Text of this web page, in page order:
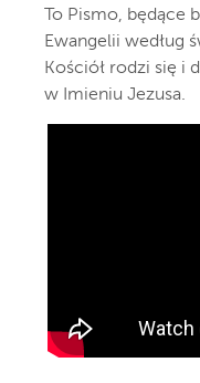
To Pismo, będące
Ewangelii według
Kościół rodzi się i
w Imieniu Jezusa.